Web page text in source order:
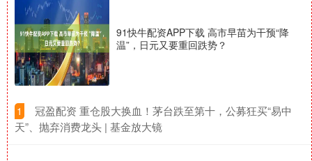
91快牛配资APP下载 高市早苗为干预“降
温”，日元又要重回跌势？
1
​冠盈配资 重仓股大换血！茅台跌至第十，公募狂买“易中
天”、抛弃消费龙头 | 基金放大镜